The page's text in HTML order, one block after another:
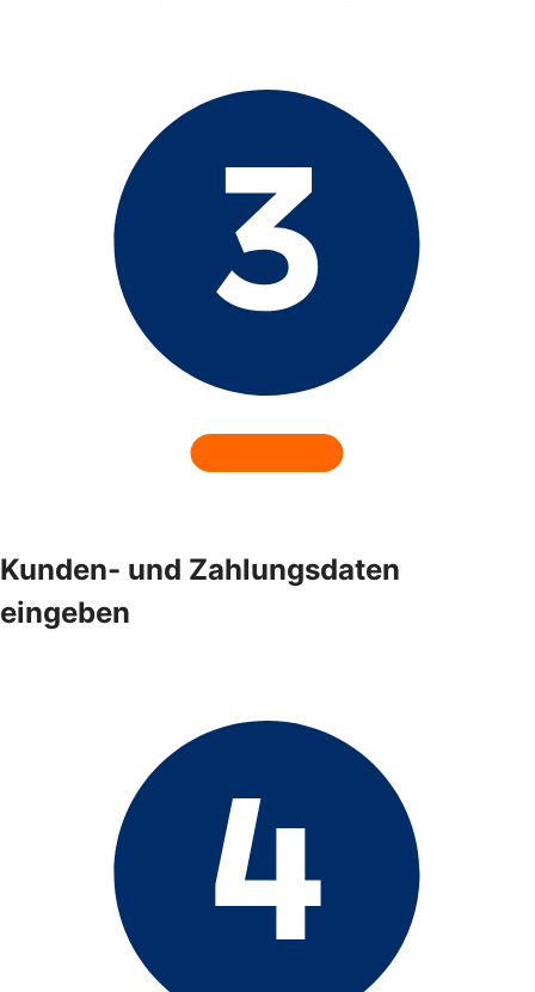
Kunden- und Zahlungsdaten
eingeben